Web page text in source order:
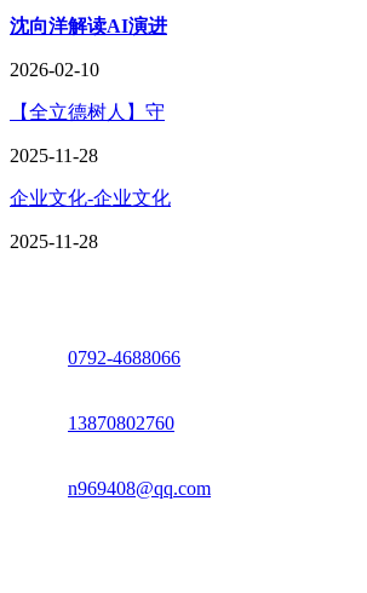
沈向洋解读AI演进
2026-02-10
【全立德树人】守
2025-11-28
企业文化-企业文化
2025-11-28
0792-4688066
13870802760
n969408@qq.com